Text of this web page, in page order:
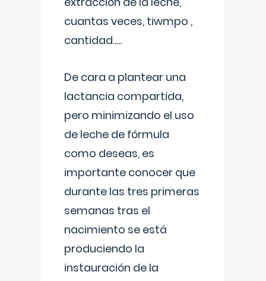
cuantas veces, tiwmpo ,
cantidad.....
De cara a plantear una
lactancia compartida,
pero minimizando el uso
de leche de fórmula
como deseas, es
importante conocer que
durante las tres primeras
semanas tras el
nacimiento se está
produciendo la
instauración de la